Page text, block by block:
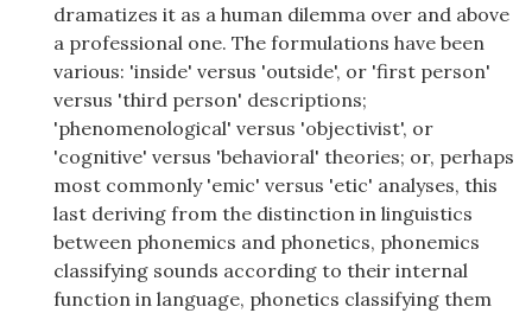
dramatizes it as a human dilemma over and above
a professional one. The formulations have been
various: 'inside' versus 'outside', or 'first person'
versus 'third person' descriptions;
'phenomenological' versus 'objectivist', or
'cognitive' versus 'behavioral' theories; or, perhaps
most commonly 'emic' versus 'etic' analyses, this
last deriving from the distinction in linguistics
between phonemics and phonetics, phonemics
classifying sounds according to their internal
function in language, phonetics classifying them